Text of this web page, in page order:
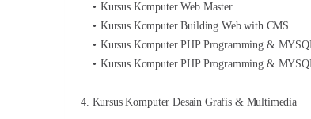
Kursus Komputer Web Master
Kursus Komputer Building Web with CMS
Kursus Komputer PHP Programming &
Kursus Komputer PHP Programming &
4. Kursus Komputer Desain Grafis & Multimedia